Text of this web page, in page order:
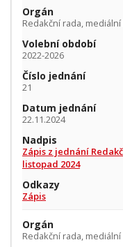
Orgán
Redakční rada,
Volební období
2022-2026
Číslo jednání
21
Datum jednání
22.11.2024
Nadpis
Zápis z jednání
listopad 2024
Odkazy
Zápis
Orgán
Redakční rada,